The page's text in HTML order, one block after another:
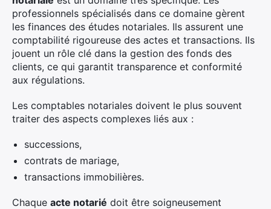
professionnels spécialisés dans ce domaine gèrent
les finances des études notariales. Ils assurent une
comptabilité rigoureuse des actes et transactions. Ils
jouent un rôle clé dans la gestion des fonds des
clients, ce qui garantit transparence et conformité
aux régulations.
Les comptables notariales doivent le plus souvent
traiter des aspects complexes liés aux :
successions,
contrats de mariage,
transactions immobilières.
Chaque acte notarié doit être soigneusement